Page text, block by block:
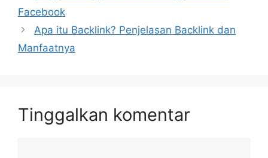
Facebook
Apa itu Backlink? Penjelasan Backlink dan
Manfaatnya
Tinggalkan komentar